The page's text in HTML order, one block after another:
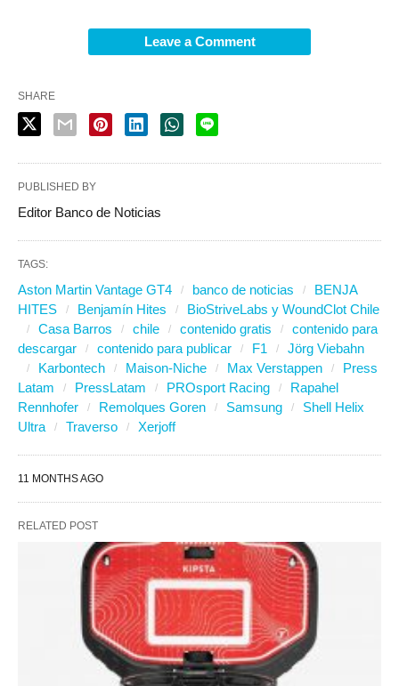
Leave a Comment
SHARE
PUBLISHED BY
Editor Banco de Noticias
TAGS:
Aston Martin Vantage GT4 banco de noticias
BENJA
HITES
Benjamín Hites
BioStriveLabs y WoundClot Chile
Casa Barros
chile contenido gratis
contenido para
descargar
contenido para publicar F1
Jörg Viebahn
Karbontech
Maison-Niche Max Verstappen
Press
Latam
PressLatam PROsport Racing
Rapahel
Rennhofer
Remolques Goren Samsung
Shell Helix
Ultra
Traverso Xerjoff
11 MONTHS AGO
RELATED POST